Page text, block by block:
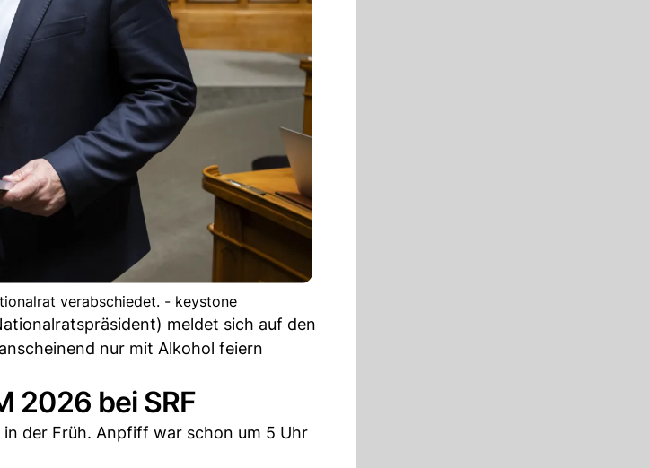
verabschiedet. - keystone
meldet sich auf den
nur mit Alkohol feiern
2026 bei SRF
der Früh. Anpfiff war schon um 5 Uhr